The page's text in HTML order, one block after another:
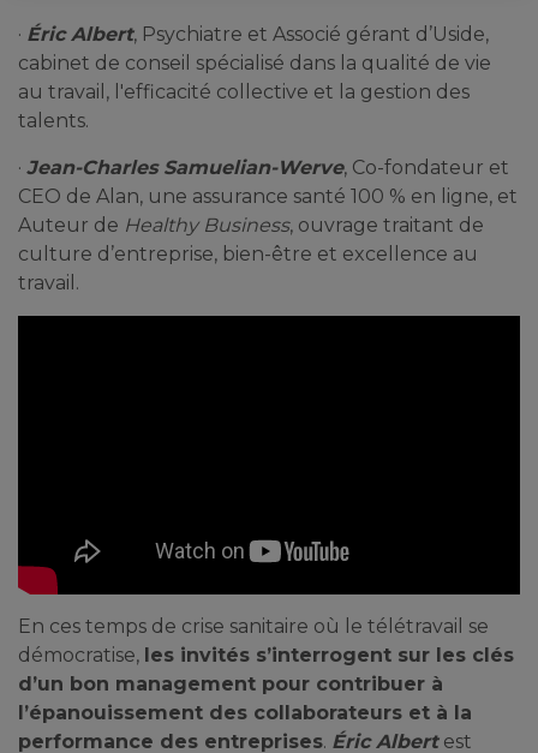
· Éric Albert, Psychiatre et Associé gérant d’Uside,
cabinet de conseil spécialisé dans la qualité de vie
au travail, l'efficacité collective et la gestion des
talents.
· Jean-Charles Samuelian-Werve, Co-fondateur et
CEO de Alan, une assurance santé 100 % en ligne, et
Auteur de Healthy Business, ouvrage traitant de
culture d’entreprise, bien-être et excellence au
travail.
En ces temps de crise sanitaire où le télétravail se
démocratise, les invités s’interrogent sur les clés
d’un bon management pour contribuer à
l’épanouissement des collaborateurs et à la
performance des entreprises. Éric Albertest